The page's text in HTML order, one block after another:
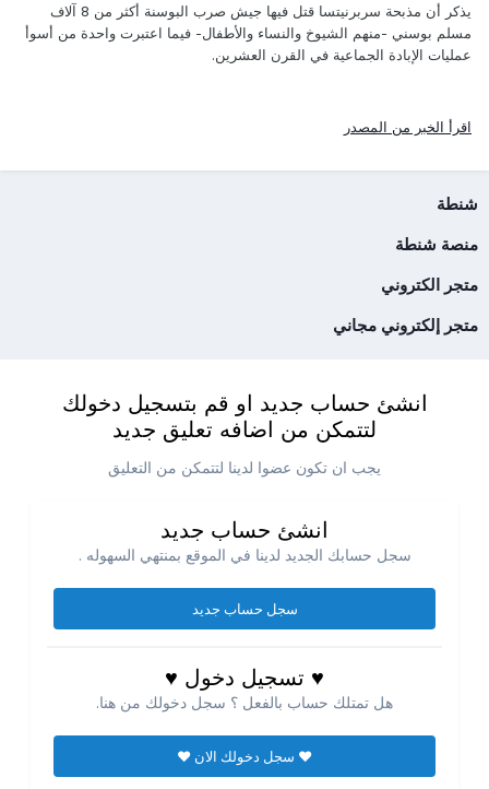
يذكر أن مذبحة سربرنيتسا قتل فيها جيش صرب البوسنة أكثر من 8 آلاف
مسلم بوسني -منهم الشيوخ والنساء والأطفال- فيما اعتبرت واحدة من أسوأ
عمليات الإبادة الجماعية في القرن العشرين.
اقرأ الخبر من المصدر
شنطة
منصة شنطة
متجر الكتروني
متجر إلكتروني مجاني
انشئ حساب جديد او قم بتسجيل دخولك
لتتمكن من اضافه تعليق جديد
يجب ان تكون عضوا لدينا لتتمكن من التعليق
انشئ حساب جديد
سجل حسابك الجديد لدينا في الموقع بمنتهي السهوله .
سجل حساب جديد
♥ تسجيل دخول ♥
هل تمتلك حساب بالفعل ؟ سجل دخولك من هنا.
♥ سجل دخولك الان ♥